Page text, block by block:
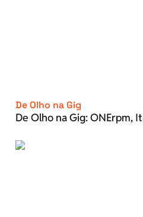
De Olho na Gig
De Olho na Gig: ONErpm,